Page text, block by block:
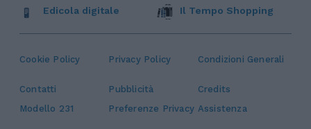
Cookie Policy Privacy Policy Condizioni Generali
Contatti Pubblicità
Credits
Modello 231
Preferenze Privacy Assistenza
Edicola digitale Il Tempo Shopping